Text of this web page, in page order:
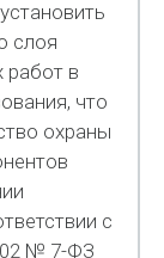
слоя
работ в
что
охраны
с
№ 7-ФЗ